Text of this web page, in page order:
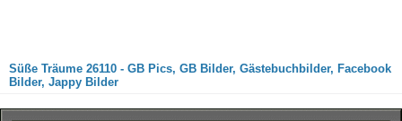
Süße Träume 26110 - GB Pics, GB Bilder, Gästebuchbilder, Facebook
Bilder, Jappy Bilder